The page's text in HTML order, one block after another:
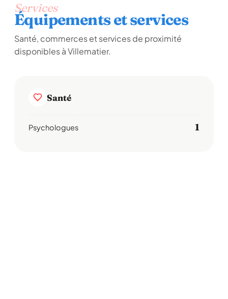
Services
Équipements et services
Santé, commerces et services de proximité
disponibles à Villematier.
Santé
Psychologues 1